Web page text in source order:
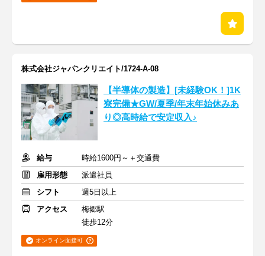
株式会社ジャパンクリエイト/1724-A-08
【半導体の製造】[未経験OK！]1K
寮完備★GW/夏季/年末年始休みあ
り◎高時給で安定収入♪
給与
時給1600円～＋交通費
雇用形態
派遣社員
シフト
週5日以上
アクセス
梅郷駅
徒歩12分
オンライン面接可